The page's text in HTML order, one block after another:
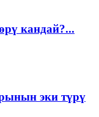
кандай?...
эки түрү